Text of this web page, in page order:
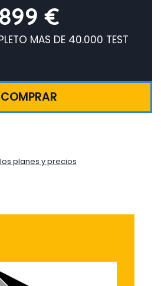
899 €
MAS DE 40.000 TEST
COMPRAR
planes y precios